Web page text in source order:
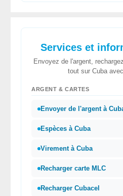
Services et
Envoyez de l'argent,
tout sur Cuba avec
ARGENT & CARTES
Envoyer de l'argent à
Espèces à Cuba
Virement à Cuba
Recharger carte MLC
Recharger Cubacel